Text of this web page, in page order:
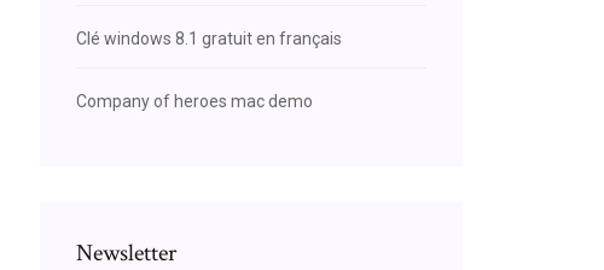
Clé windows 8.1 gratuit en français
Company of heroes mac demo
Newsletter